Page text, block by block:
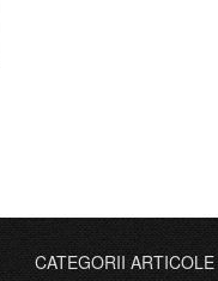
CATEGORII ARTICOLE